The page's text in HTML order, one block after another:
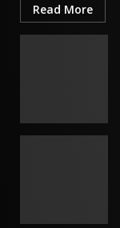
Read More